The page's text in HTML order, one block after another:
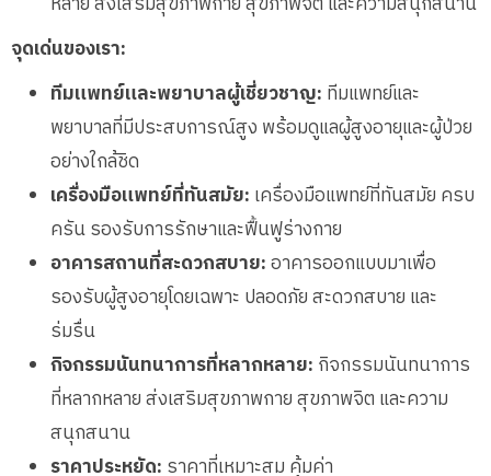
จุดเด่นของเรา:
ทีมแพทย์และพยาบาลผู้เชี่ยวชาญ: ทีมแพทย์และ
พยาบาลที่มีประสบการณ์สูง พร้อมดูแลผู้สูงอายุและผู้ป่วย
อย่างใกล้ชิด
เครื่องมือแพทย์ที่ทันสมัย: เครื่องมือแพทย์ที่ทันสมัย ครบ
ครัน รองรับการรักษาและฟื้นฟูร่างกาย
อาคารสถานที่สะดวกสบาย:อาคารออกแบบมาเพื่อ
รองรับผู้สูงอายุโดยเฉพาะ ปลอดภัย สะดวกสบาย และ
ร่มรื่น
กิจกรรมนันทนาการที่หลากหลาย: กิจกรรมนันทนาการ
ที่หลากหลาย ส่งเสริมสุขภาพกาย สุขภาพจิต และความ
สนุกสนาน
ราคาประหยัด: ราคาที่เหมาะสม คุ้มค่า